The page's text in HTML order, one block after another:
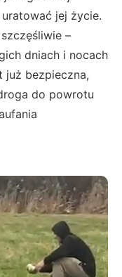
uratować jej życie.
–
dniach i nocach
już bezpieczna,
do powrotu